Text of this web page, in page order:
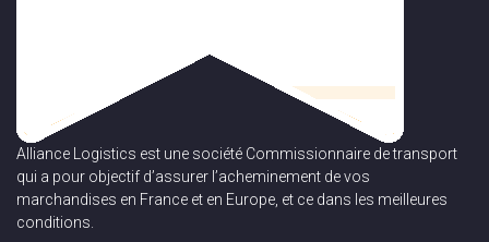
Alliance Logistics est une société Commissionnaire de transport
qui a pour objectif d’assurer l’acheminement de vos
marchandises en France et en Europe, et ce dans les meilleures
conditions.